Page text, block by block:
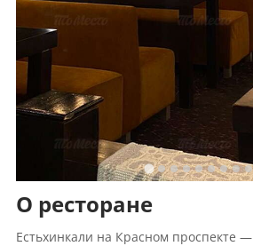
О ресторане
Естьхинкали на Красном проспекте